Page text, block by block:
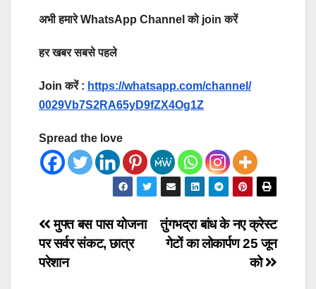
अभी हमारे WhatsApp Channel को join करें
हर खबर सबसे पहले
Join करें : https://whatsapp.com/channel/
0029Vb7S2RA65yD9fZX4Og1Z
Spread the love
Post
navigation
तुंगभद्रा बांध के नए क्रेस्ट
गेटों का लोकार्पण 25 जून
को
मुफ्त बस पास योजना
पर सर्वर संकट, छात्र
परेशान